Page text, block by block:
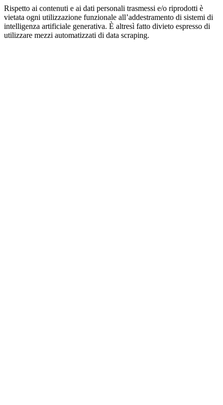
Rispetto ai contenuti e ai dati personali trasmessi e/o riprodotti è
vietata ogni utilizzazione funzionale all’addestramento di sistemi di
intelligenza artificiale generativa. È altresì fatto divieto espresso di
utilizzare mezzi automatizzati di data scraping.